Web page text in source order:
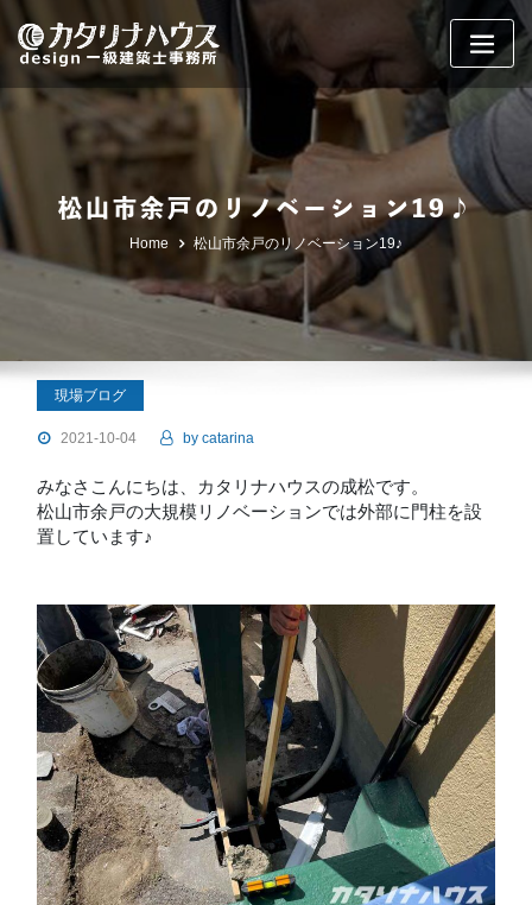
content
松山市余戸のリノベーション19♪
Home 松山市余戸のリノベーション19♪
現場ブログ
2021-10-04 by catarina
みなさこんにちは、カタリナハウスの成松です。
松山市余戸の大規模リノベーションでは外部に門柱を設
置しています♪